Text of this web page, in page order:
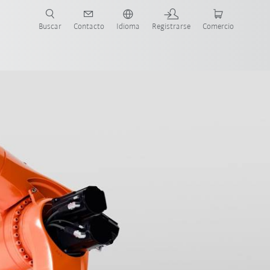
Buscar Contacto Idioma Registrarse Comercio